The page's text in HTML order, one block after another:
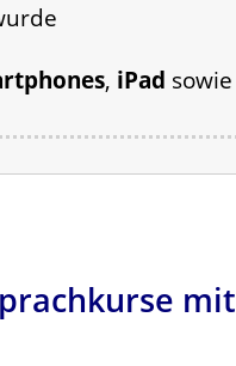
, iPad sowie
mit